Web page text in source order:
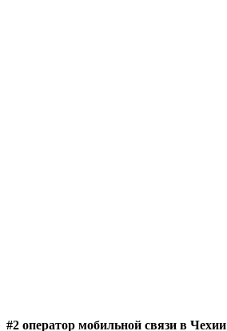
#2 оператор мобильной связи в Чехии